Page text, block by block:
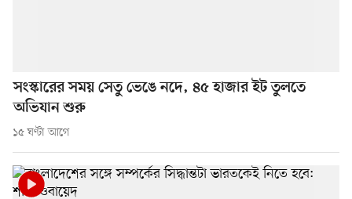
সংস্কারের সময় সেতু ভেঙে নদে, ৪৫ হাজার ইট তুলতে
অভিযান শুরু
১৫ ঘণ্টা আগে